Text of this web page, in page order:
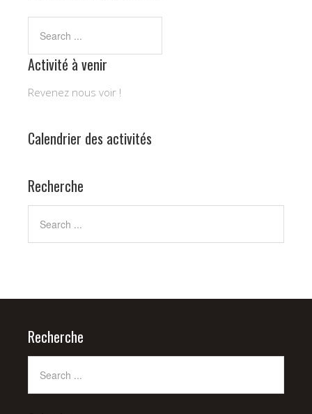
Activité à venir
Revenez nous voir !
Calendrier des activités
Recherche
Recherche